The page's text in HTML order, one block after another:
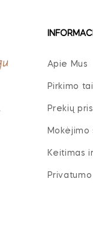
Apie Mus
Pirkimo
Prekių
Mokėjimo
Keitimas